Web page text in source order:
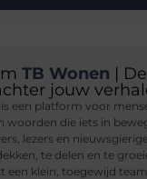
TB Wonen |
jouw
een platform voor
woorden die iets in
lezers en
te delen en te
een klein, toegewijd